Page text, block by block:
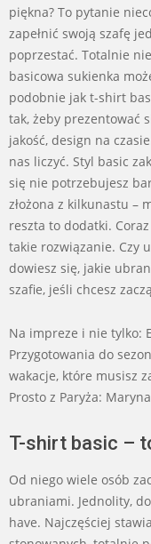
piękna? To pytanie
zapełnić swoją szafę
poprzestać. Totalnie
basicowa sukienka
podobnie jak t-shirt
tak, żeby prezentować
jakość, design na
nas liczyć. Styl basic
się nie potrzebujesz
złożona z kilkunastu –
reszta to dodatki.
takie rozwiązanie. Czy
dowiesz się, jakie
szafie, jeśli chcesz
Na impreze i nie tylko:
Przygotowania do
wakacje, które musisz
Prosto z Paryża:
T-shirt basic –
Od niego wiele osób
ubraniami. Jednolity,
have. Najczęściej